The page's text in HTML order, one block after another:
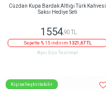
Cüzdan Kupa Bardak Altlığı Türk Kahvesi
Saksı Hediye Seti
1554,90 TL
Sepette % 15 indirim 1321,67 TL
Aynı Gün Teslimat
Kişiselleştirilebilir